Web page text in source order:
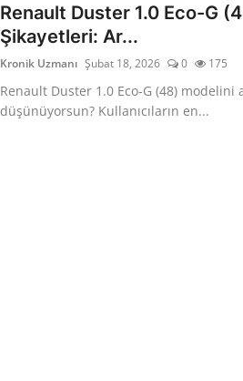
Renault Duster 1.0 Eco-G
Şikayetleri: Ar...
Kronik Uzmanı Şubat 18, 2026 0 175
Renault Duster 1.0 Eco-G (48) modelini
düşünüyorsun? Kullanıcıların en...